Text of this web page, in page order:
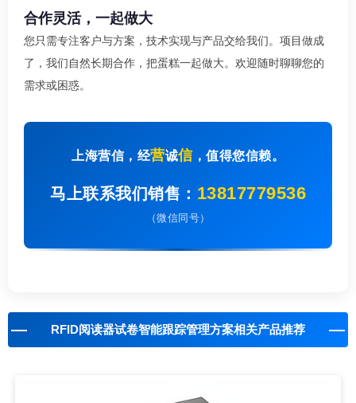
合作灵活，一起做大
您只需专注客户与方案，技术实现与产品交给我们。项目做成
了，我们自然长期合作，把蛋糕一起做大。欢迎随时聊聊您的
需求或困惑。
上海营信，经营诚信，值得您信赖。
马上联系我们销售： 13817779536
（微信同号）
RFID阅读器试卷智能跟踪管理方案相关产品推荐